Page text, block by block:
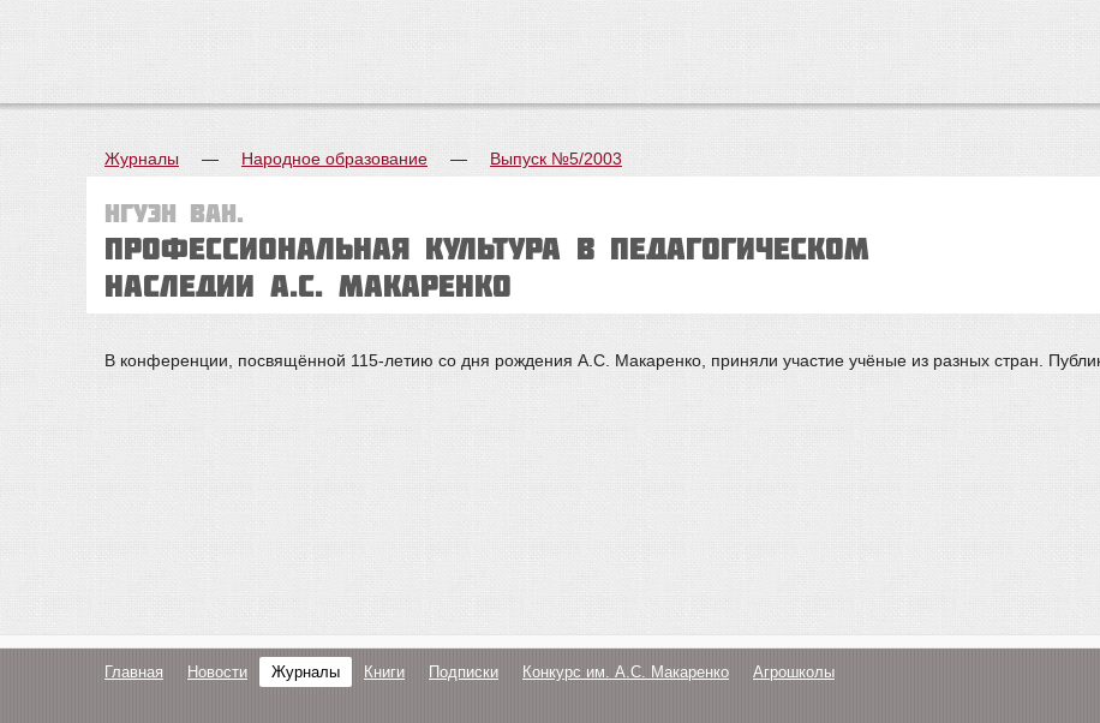
Журналы — Народное образование — Выпуск №5/2003
Нгуэн Ван.
ПРОФЕССИОНАЛЬНАЯ КУЛЬТУРА В ПЕДАГОГИЧЕСКОМ
НАСЛЕДИИ А.С. МАКАРЕНКО
В конференции, посвящённой 115-летию со дня рождения А.С. Макаренко, приняли участие учёные из разных стран.
Главная Новости Журналы Книги Подписки Конкурс им. А.С. Макаренко Агрошколы